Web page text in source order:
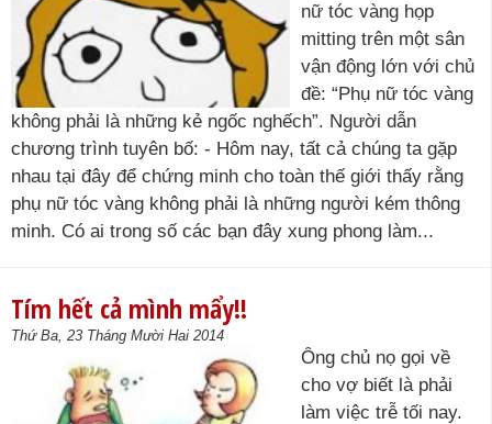
nữ tóc vàng họp
mitting trên một sân
vận động lớn với chủ
đề: “Phụ nữ tóc vàng
không phải là những kẻ ngốc nghếch”. Người dẫn
chương trình tuyên bố: - Hôm nay, tất cả chúng ta gặp
nhau tại đây để chứng minh cho toàn thế giới thấy rằng
phụ nữ tóc vàng không phải là những người kém thông
minh. Có ai trong số các bạn đây xung phong làm...
Tím hết cả mình mẩy!!
Thứ Ba, 23 Tháng Mười Hai 2014
Ông chủ nọ gọi về
cho vợ biết là phải
làm việc trễ tối nay.